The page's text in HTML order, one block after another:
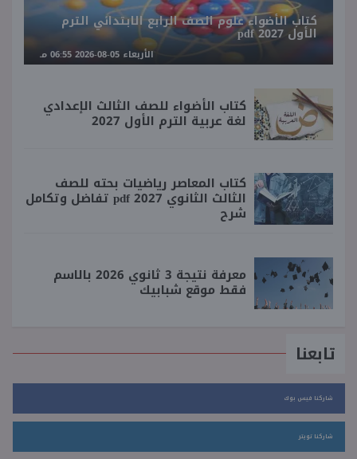
كتاب الأضواء علوم الصف الرابع الابتدائي الترم
الأول 2027 pdf
الأربعاء 05-08-2026 06:55 مـ
كتاب الأضواء للصف الثالث الإعدادي
لغة عربية الترم الأول 2027
كتاب المعاصر رياضيات بحته للصف
الثالث الثانوي 2027 pdf تفاضل وتكامل
شرح
معرفة نتيجة 3 ثانوي 2026 بالاسم
فقط موقع شبابيك
تابعنا
شاركنا فيس بوك
شاركنا تويتر